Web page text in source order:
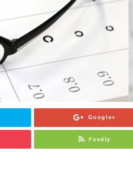
Google+
Feedly